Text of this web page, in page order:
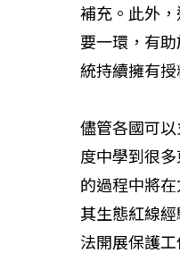
補充。此外
要一環，有
統持續擁有
儘管各國可
度中學到很
的過程中將
其生態紅線
法開展保護